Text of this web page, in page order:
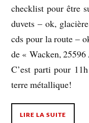
checklist pour être
duvets – ok,
cds pour la route –
de « Wacken,
C’est parti pour
terre métallique!
LIRE LA SUITE